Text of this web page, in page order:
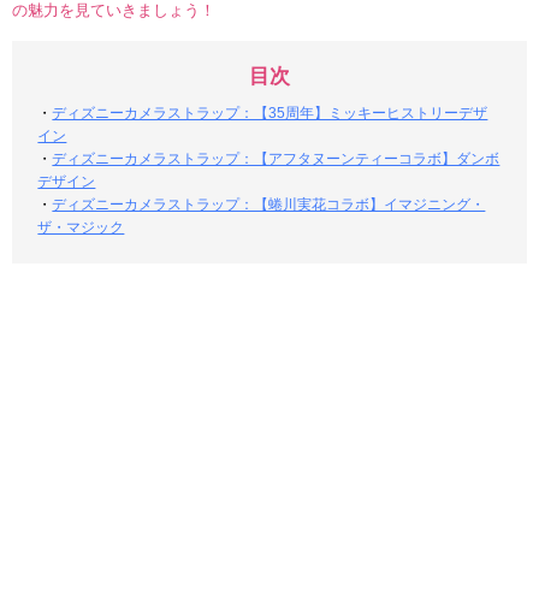
の魅力を見ていきましょう！
目次
・ディズニーカメラストラップ：【35周年】ミッキーヒストリーデザ
イン
・ディズニーカメラストラップ：【アフタヌーンティーコラボ】ダンボ
デザイン
・ディズニーカメラストラップ：【蜷川実花コラボ】イマジニング・
ザ・マジック